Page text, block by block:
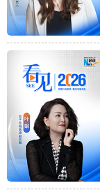
学术中国
城市
彩票
公益
文化产业
地方频道